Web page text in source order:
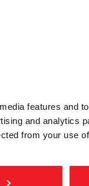
features and
and analytics
from your use
1911
PRIVAT
inkl. mva.